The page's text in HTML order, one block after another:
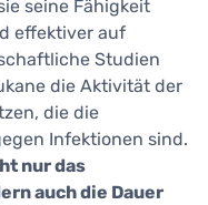
seine Fähigkeit
effektiver auf
Studien
die Aktivität der
die die
Infektionen sind.
nur das
auch die Dauer